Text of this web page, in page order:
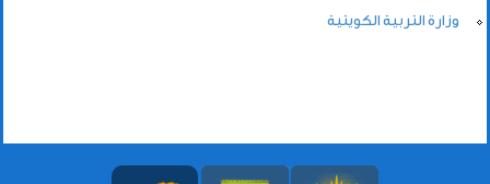
وزارة التربية الكويتية